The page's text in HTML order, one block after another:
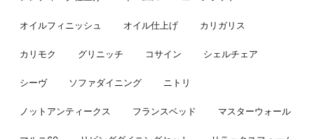
オイルフィニッシュ オイル仕上げ カリガリス
カリモク グリニッチ コサイン シェルチェア
シーヴ ソファダイニング ニトリ
ノットアンティークス フランスベッド マスターウォール